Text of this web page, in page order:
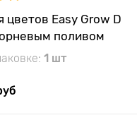
фигурка, семена,
цветов Easy Grow D
поливом
1 шт